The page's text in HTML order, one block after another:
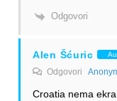
Odgovori
Alen Šćuric
Odgovori
Croatia nema